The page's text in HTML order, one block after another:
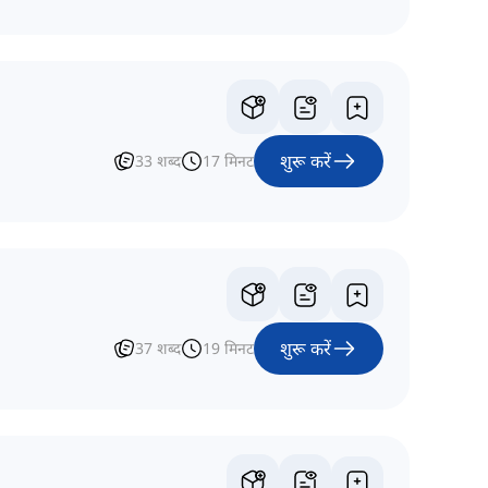
33 शब्द 17 मिनट शुरू करें
37 शब्द 19 मिनट शुरू करें